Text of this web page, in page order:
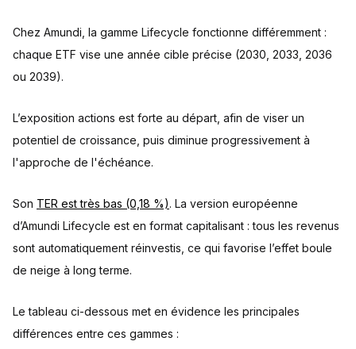
Chez Amundi, la gamme Lifecycle fonctionne différemment :
chaque ETF vise une année cible précise (2030, 2033, 2036
ou 2039).
L’exposition actions est forte au départ, afin de viser un
potentiel de croissance, puis diminue progressivement à
l'approche de l'échéance.
Son TER est très bas (0,18 %). La version européenne
d’Amundi Lifecycle est en format capitalisant : tous les revenus
sont automatiquement réinvestis, ce qui favorise l’effet boule
de neige à long terme.
Le tableau ci-dessous met en évidence les principales
différences entre ces gammes :